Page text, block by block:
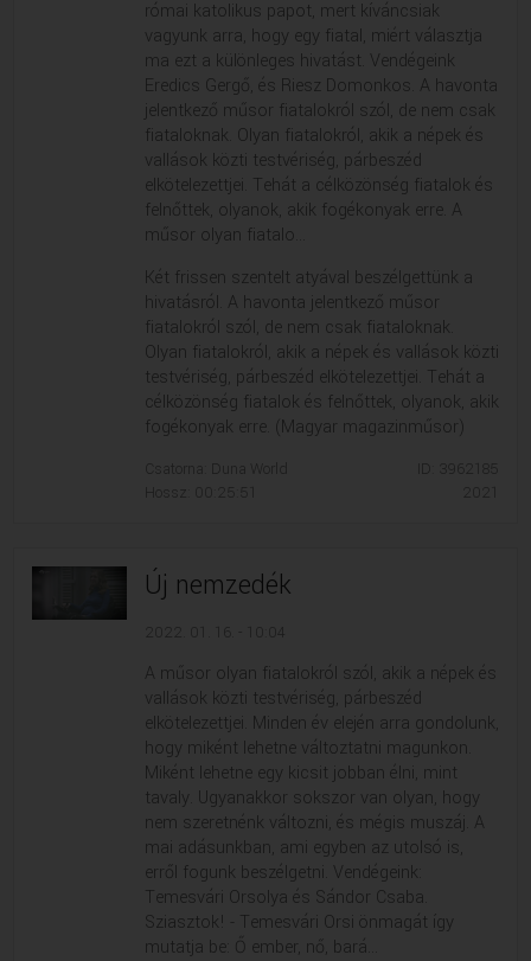
VALLÁS
VALLÁS
római katolikus papot, mert kíváncsiak
vagyunk arra, hogy egy fiatal, miért választja
ma ezt a különleges hivatást. Vendégeink
Eredics Gergő, és Riesz Domonkos. A havonta
jelentkező műsor fiatalokról szól, de nem csak
fiataloknak. Olyan fiatalokról, akik a népek és
vallások közti testvériség, párbeszéd
elkötelezettjei. Tehát a célközönség fiatalok és
felnőttek, olyanok, akik fogékonyak erre. A
műsor olyan fiatalo...
Két frissen szentelt atyával beszélgettünk a
hivatásról. A havonta jelentkező műsor
fiatalokról szól, de nem csak fiataloknak.
Olyan fiatalokról, akik a népek és vallások közti
testvériség, párbeszéd elkötelezettjei. Tehát a
célközönség fiatalok és felnőttek, olyanok, akik
fogékonyak erre. (Magyar magazinműsor)
Csatorna: Duna World
Hossz: 00:25:51
Új nemzedék
2022. 01. 16. - 10:04
A műsor olyan fiatalokról szól, akik a népek és
vallások közti testvériség, párbeszéd
elkötelezettjei. Minden év elején arra gondolunk,
hogy miként lehetne változtatni magunkon.
Miként lehetne egy kicsit jobban élni, mint
tavaly. Ugyanakkor sokszor van olyan, hogy
nem szeretnénk változni, és mégis muszáj. A
mai adásunkban, ami egyben az utolsó is,
erről fogunk beszélgetni. Vendégeink:
Temesvári Orsolya és Sándor Csaba.
Sziasztok! - Temesvári Orsi önmagát így
mutatja be: Ő ember, nő, bará...